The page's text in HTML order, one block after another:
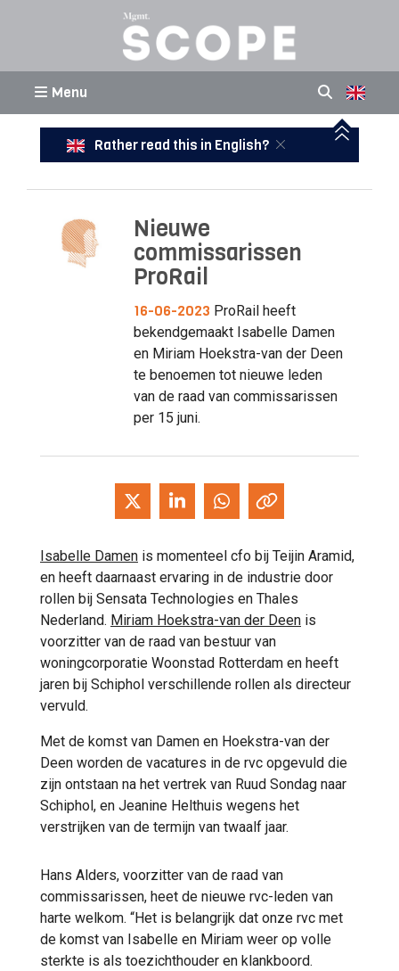
Menu
Rather read this in English?
Nieuwe
commissarissen
ProRail
16-06-2023 ProRail heeft
bekendgemaakt Isabelle Damen
en Miriam Hoekstra-van der Deen
te benoemen tot nieuwe leden
van de raad van commissarissen
per 15 juni.
Isabelle Damen is momenteel cfo bij Teijin Aramid,
en heeft daarnaast ervaring in de industrie door
rollen bij Sensata Technologies en Thales
Nederland. Miriam Hoekstra-van der Deen is
voorzitter van de raad van bestuur van
woningcorporatie Woonstad Rotterdam en heeft
jaren bij Schiphol verschillende rollen als directeur
vervuld.
Met de komst van Damen en Hoekstra-van der
Deen worden de vacatures in de rvc opgevuld die
zijn ontstaan na het vertrek van Ruud Sondag naar
Schiphol, en Jeanine Helthuis wegens het
verstrijken van de termijn van twaalf jaar.
Hans Alders, voorzitter van de raad van
commissarissen, heet de nieuwe rvc-leden van
harte welkom. “Het is belangrijk dat onze rvc met
de komst van Isabelle en Miriam weer op volle
sterkte is als toezichthouder en klankboord.